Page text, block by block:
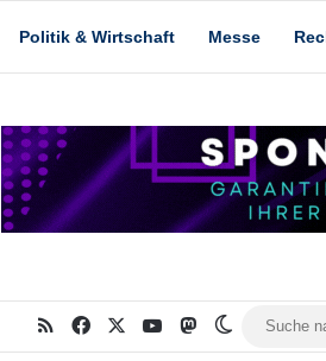
Politik & Wirtschaft Messe
RSS Facebook YouTubeMastodon
Skin